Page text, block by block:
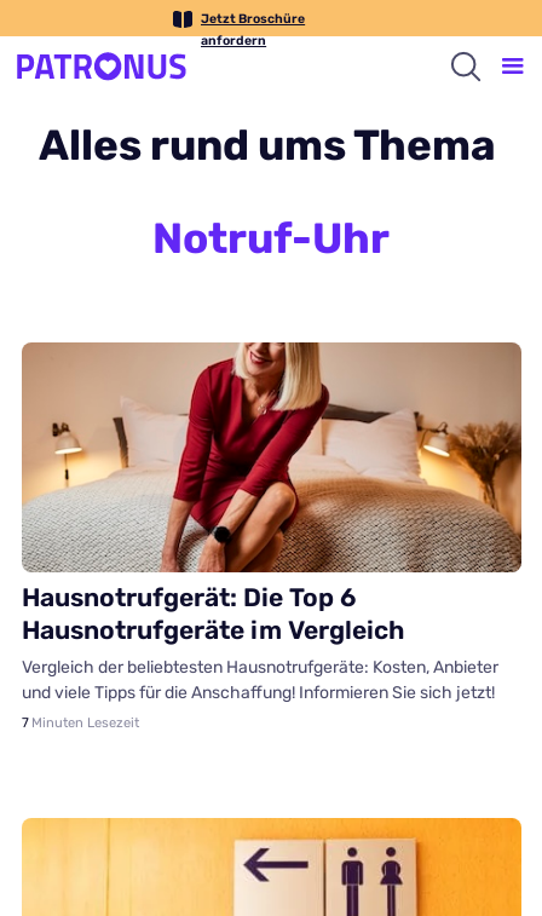
Jetzt Broschüre
anfordern
Alles rund ums Thema
Notruf-Uhr
Hausnotruf
Hausnotrufgerät: Die Top 6
Hausnotrufgeräte im Vergleich
Vergleich der beliebtesten Hausnotrufgeräte: Kosten, Anbieter
und viele Tipps für die Anschaffung! Informieren Sie sich jetzt!
7 Minuten Lesezeit